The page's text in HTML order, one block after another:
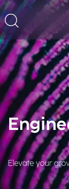
Elevate your